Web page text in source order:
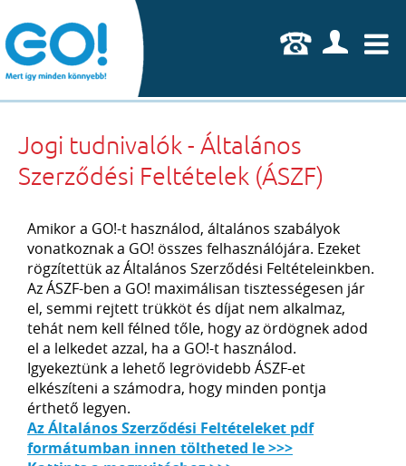
U
Jogi tudnivalók - Általános
Szerződési Feltételek (ÁSZF)
Amikor a GO!-t használod, általános szabályok
vonatkoznak a GO! összes felhasználójára. Ezeket
rögzítettük az Általános Szerződési Feltételeinkben.
Az ÁSZF-ben a GO! maximálisan tisztességesen jár
el, semmi rejtett trükköt és díjat nem alkalmaz,
tehát nem kell félned tőle, hogy az ördögnek adod
el a lelkedet azzal, ha a GO!-t használod.
Igyekeztünk a lehető legrövidebb ÁSZF-et
elkészíteni a számodra, hogy minden pontja
érthető legyen.
Az Általános Szerződési Feltételeket pdf
formátumban innen töltheted le >>>